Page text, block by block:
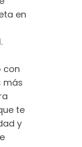
en
con
más
te
y